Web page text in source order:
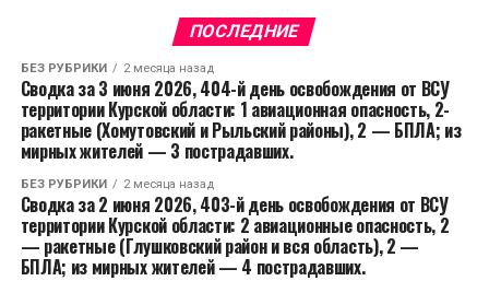
ПОСЛЕДНИЕ
БЕЗ РУБРИКИ 2 месяца назад
Сводка за 3 июня 2026, 404-й день освобождения от ВСУ
территории Курской области: 1 авиационная опасность, 2-
ракетные (Хомутовский и Рыльский районы), 2 — БПЛА; из
мирных жителей — 3 пострадавших.
БЕЗ РУБРИКИ 2 месяца назад
Сводка за 2 июня 2026, 403-й день освобождения от ВСУ
территории Курской области: 2 авиационные опасность, 2
— ракетные (Глушковский район и вся область), 2 —
БПЛА; из мирных жителей — 4 пострадавших.